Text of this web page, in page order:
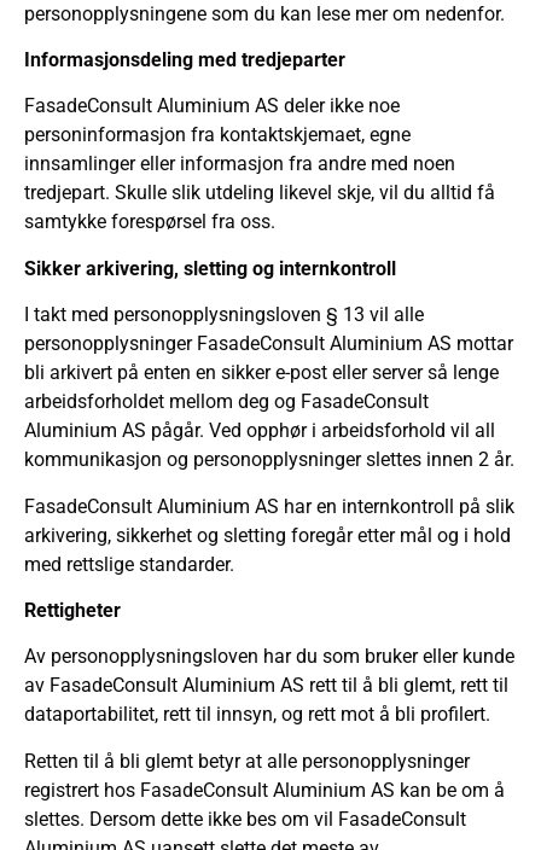
personopplysningene som du kan lese mer om nedenfor.
Informasjonsdeling med tredjeparter
FasadeConsult Aluminium AS deler ikke noe
personinformasjon fra kontaktskjemaet, egne
innsamlinger eller informasjon fra andre med noen
tredjepart. Skulle slik utdeling likevel skje, vil du alltid få
samtykke forespørsel fra oss.
Sikker arkivering, sletting og internkontroll
I takt med personopplysningsloven § 13 vil alle
personopplysninger FasadeConsult Aluminium AS mottar
bli arkivert på enten en sikker e-post eller server så lenge
arbeidsforholdet mellom deg og FasadeConsult
Aluminium AS pågår. Ved opphør i arbeidsforhold vil all
kommunikasjon og personopplysninger slettes innen 2 år.
FasadeConsult Aluminium AS har en internkontroll på slik
arkivering, sikkerhet og sletting foregår etter mål og i hold
med rettslige standarder.
Rettigheter
Av personopplysningsloven har du som bruker eller kunde
av FasadeConsult Aluminium AS rett til å bli glemt, rett til
dataportabilitet, rett til innsyn, og rett mot å bli profilert.
Retten til å bli glemt betyr at alle personopplysninger
registrert hos FasadeConsult Aluminium AS kan be om å
slettes. Dersom dette ikke bes om vil FasadeConsult